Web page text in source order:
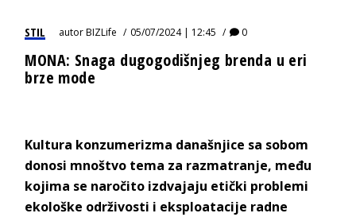
STIL autorBIZLife 05/07/2024 | 12:45 0
MONA: Snaga dugogodišnjeg brenda u eri
brze mode
Kultura konzumerizma današnjice sa sobom
donosi mnoštvo tema za razmatranje, među
kojima se naročito izdvajaju etički problemi
ekološke održivosti i eksploatacije radne